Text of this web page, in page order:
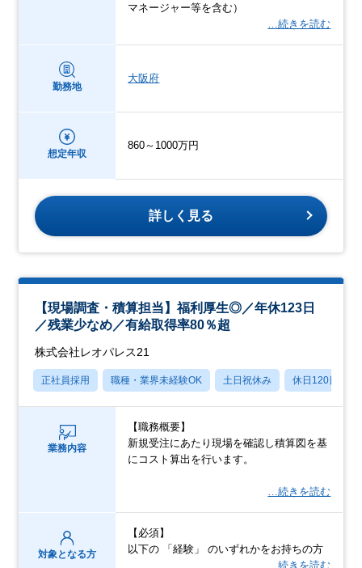
マネージャー等を含む）
…続きを読む
勤務地
大阪府
想定年収
860～1000万円
詳しく見る
【現場調査・積算担当】福利厚生◎／年休123日
／残業少なめ／有給取得率80％超
株式会社レオパレス21
正社員採用 職種・業界未経験OK 土日祝休み 休日120日以上
業務内容
【職務概要】
新規受注にあたり現場を確認し積算図を基
にコスト算出を行います。
…続きを読む
対象となる方
【必須】
以下の 「経験」 のいずれかをお持ちの方
…続きを読む